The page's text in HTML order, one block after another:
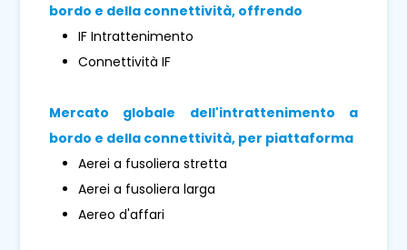
bordo e della connettività, offrendo
IF Intrattenimento
Connettività IF
Mercato globale dell'intrattenimento a
bordo e della connettività, per piattaforma
Aerei a fusoliera stretta
Aerei a fusoliera larga
Aereo d'affari